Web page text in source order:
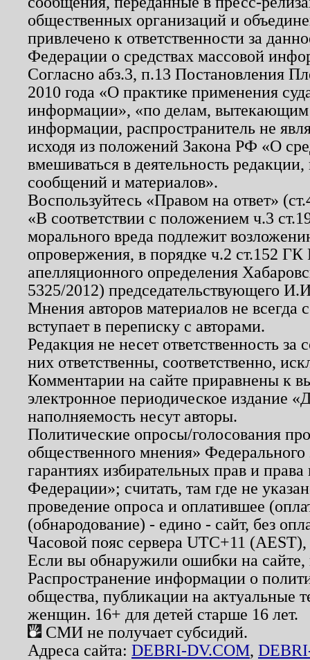
общественных организаций и
привлечено к ответственности за
Федерации о средствах массовой
Согласно абз.3, п.13 Постановления
2010 года «О практике применения
информации», «по делам, вытекающим
информации, распространитель не
исходя из положений Закона РФ «О
вмешиваться в деятельность
сообщений и материалов».
Воспользуйтесь «Правом на ответ»
«В соответствии с положением ч.3
морального вреда подлежит
опровержения, в порядке ч.2 ст.152
апелляционного определения
5325/2012) председательствующего
Мнения авторов материалов не
вступает в переписку с авторами.
Редакция не несет ответственность
них ответственны, соответственно,
Комментарии на сайте приравнены к
электронное периодическое издание
наполняемость несут авторы.
Политические опросы/голосования
общественного мнения»
гарантиях избирательных прав и
Федерации»; считать, там где не
проведение опроса и оплатившее
(обнародование) - едино - сайт, без
Часовой пояс сервера UTC+11
Если вы обнаружили ошибки на
Распространение информации о
общества, публикации на актуальные
женщин. 16+ для детей старше 16 лет.
СМИ не получает субсидий.
Адреса сайта: DEBRI-DV.COM,